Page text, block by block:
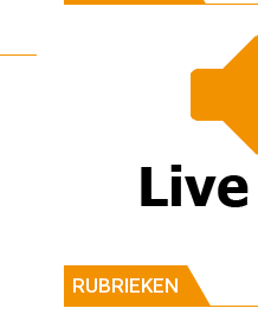
RUBRIEKEN